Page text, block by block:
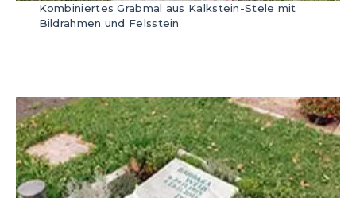
Kombiniertes Grabmal aus Kalkstein-Stele mit
Bildrahmen und Felsstein